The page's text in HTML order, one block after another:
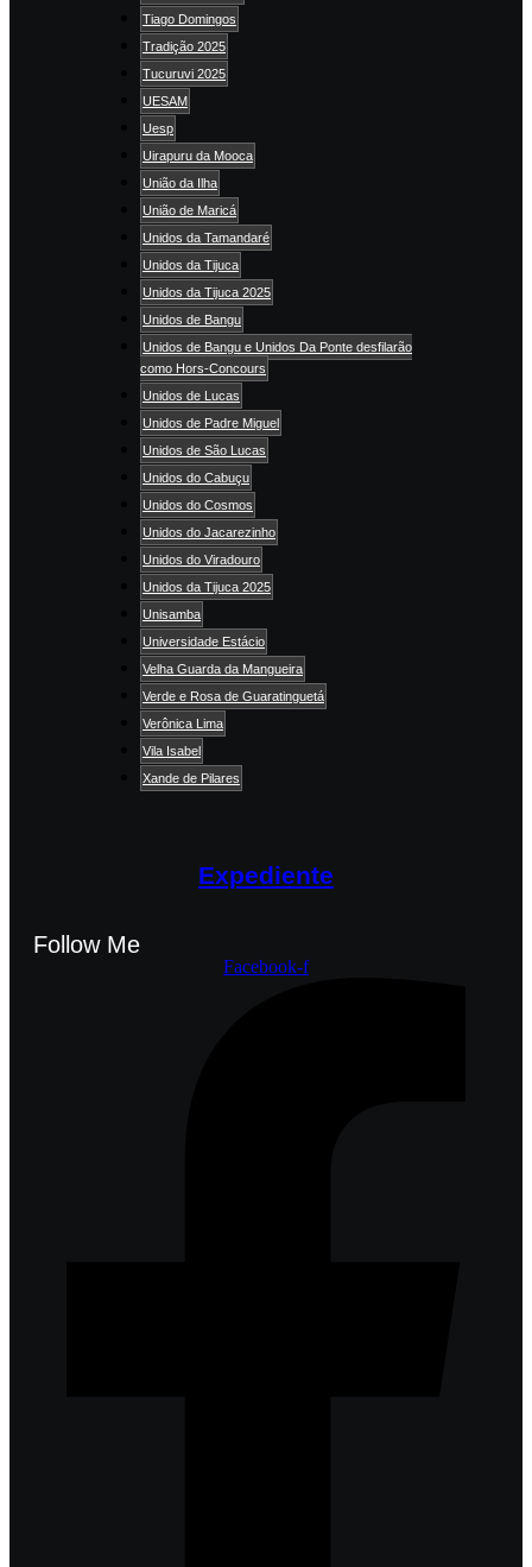
Tiago Domingos
Tradição 2025
Tucuruvi 2025
UESAM
Uesp
Uirapuru da Mooca
União da Ilha
União de Maricá
Unidos da Tamandaré
Unidos da Tijuca
Unidos da Tijuca 2025
Unidos de Bangu
Unidos de Bangu e Unidos Da Ponte desfilarão
como Hors-Concours
Unidos de Lucas
Unidos de Padre Miguel
Unidos de São Lucas
Unidos do Cabuçu
Unidos do Cosmos
Unidos do Jacarezinho
Unidos do Viradouro
Unidos da Tijuca 2025
Unisamba
Universidade Estácio
Velha Guarda da Mangueira
Verde e Rosa de Guaratinguetá
Verônica Lima
Vila Isabel
Xande de Pilares
Expediente
Follow Me
Facebook-f